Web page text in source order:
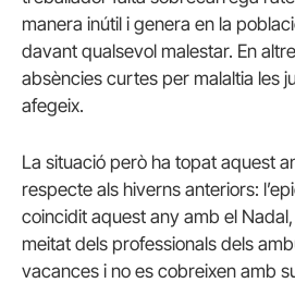
manera inútil i genera en la
davant qualsevol malestar. En
absències curtes per malaltia les
afegeix.
La situació però ha topat aquest
respecte als hiverns anteriors:
coincidit aquest any amb el
meitat dels professionals dels
vacances i no es cobreixen amb